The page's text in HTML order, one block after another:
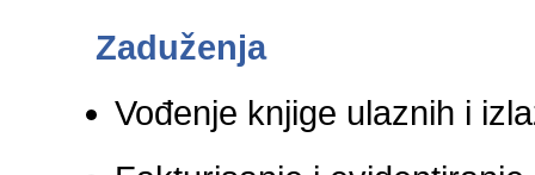
Zaduženja
Vođenje knjige ulaznih i